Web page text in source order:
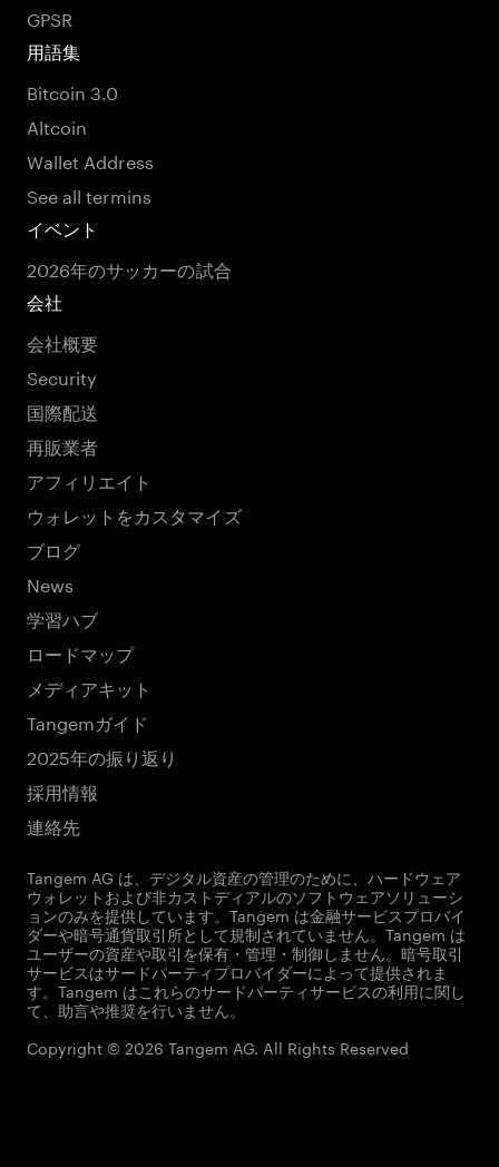
GPSR
用語集
Bitcoin 3.0
Altcoin
Wallet Address
See all termins
イベント
2026年のサッカーの試合
会社
会社概要
Security
国際配送
再販業者
アフィリエイト
ウォレットをカスタマイズ
ブログ
News
学習ハブ
ロードマップ
メディアキット
Tangemガイド
2025年の振り返り
採用情報
連絡先
Tangem AG は、デジタル資産の管理のために、ハードウェア
ウォレットおよび非カストディアルのソフトウェアソリューシ
ョンのみを提供しています。Tangem は金融サービスプロバイ
ダーや暗号通貨取引所として規制されていません。Tangem は
ユーザーの資産や取引を保有・管理・制御しません。暗号取引
サービスはサードパーティプロバイダーによって提供されま
す。Tangem はこれらのサードパーティサービスの利用に関し
て、助言や推奨を行いません。